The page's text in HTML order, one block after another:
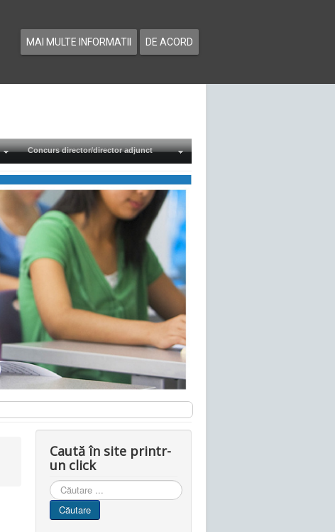
MAI MULTE INFORMATII DE ACORD
Concurs director/director adjunct
Caută în site printr-
un click
Cauta
in
site
Căutare